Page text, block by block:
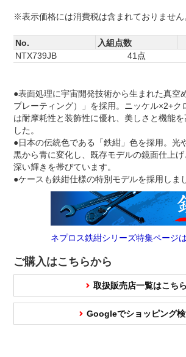
※表示価格には消費税は含まれておりません
No. 入組点数
NTX739JB
41点
●表面処理に宇宙開発技術から生まれた真空
プレーティング）」を採用。ニッケル×2+ク
は耐摩耗性と装飾性に優れ、美しさと機能
した。
●日本の伝統色である「鉄紺」色を採用。光
黒から青に変化し、既存モデルの鏡面仕上
深い輝きを帯びています。
●ケースも鉄紺仕様の特別モデルを採用しま
ネプロス鉄紺シリーズ特集ページ
ご購入はこちらから
取扱販売店一覧はこちら
Googleでショッピング